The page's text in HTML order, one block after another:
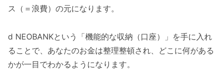
ス（＝浪費）の元になります。
d NEOBANKという「機能的な収納（口座）」を手に入れ
ることで、あなたのお金は整理整頓され、どこに何がある
かが一目でわかるようになります。